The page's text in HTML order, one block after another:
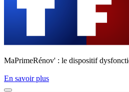
MaPrimeRénov' : le dispositif
En savoir plus